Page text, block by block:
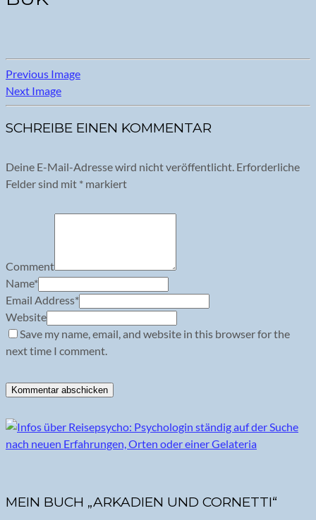
Previous Image
Next Image
SCHREIBE EINEN KOMMENTAR
Deine E-Mail-Adresse wird nicht veröffentlicht. Erforderliche
Felder sind mit * markiert
Comment
Name*
Email Address*
Website
Save my name, email, and website in this browser for the
next time I comment.
MEIN BUCH „ARKADIEN UND CORNETTI“